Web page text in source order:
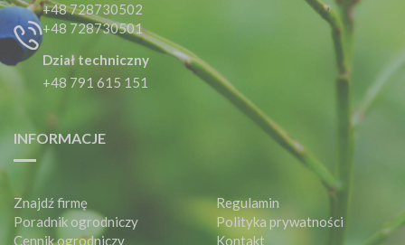
+48 728730502
+48 728730501
Dział techniczny
+48 791 615 151
INFORMACJE
Znajdź firmę
Poradnik ogrodniczy
Cennik ogrodniczy
Regulamin
Polityka prywatności
Kontakt